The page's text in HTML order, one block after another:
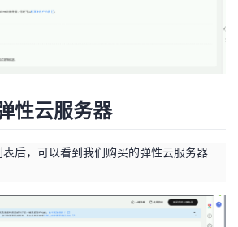
性云服务器
后，可以看到我们购买的弹性云服务器